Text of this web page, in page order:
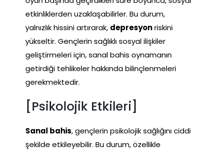
etkinliklerden uzaklaşabilirler. Bu durum,
yalnızlık hissini artırarak, depresyonriskini
yükseltir. Gençlerin sağlıklı sosyal ilişkiler
geliştirmeleri için, sanal bahis oynamanın
getirdiği tehlikeler hakkında bilinçlenmeleri
gerekmektedir.
[Psikolojik Etkileri]
Sanal bahis, gençlerin psikolojik sağlığını ciddi
şekilde etkileyebilir. Bu durum, özellikle